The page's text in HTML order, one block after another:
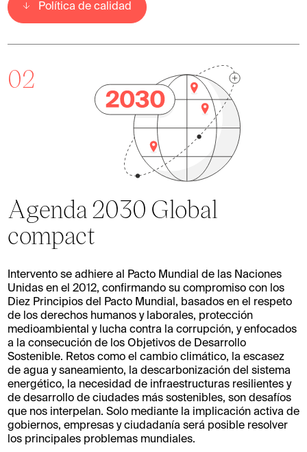
Política de calidad
Agenda 2030 Global
compact
Intervento se adhiere al Pacto Mundial de las Naciones
Unidas en el 2012, confirmando su compromiso con los
Diez Principios del Pacto Mundial, basados en el respeto
de los derechos humanos y laborales, protección
medioambiental y lucha contra la corrupción, y enfocados
a la consecución de los Objetivos de Desarrollo
Sostenible. Retos como el cambio climático, la escasez
de agua y saneamiento, la descarbonización del sistema
energético, la necesidad de infraestructuras resilientes y
de desarrollo de ciudades más sostenibles, son desafíos
que nos interpelan. Solo mediante la implicación activa de
gobiernos, empresas y ciudadanía será posible resolver
los principales problemas mundiales.
02